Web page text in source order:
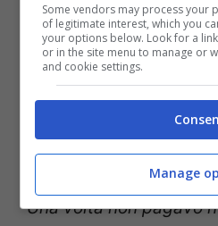
Zanzara,Emilio Fede si
sua pensione: “Ho una
euro al mese, dopo
Ma non mi bastano.
della macchina in
badante e l’affitto di
Una volta non pagavo
Some vendors may process your
of legitimate interest, which you
your options below. Look for a
or in the site menu to manage or
and cookie settings.
Manage